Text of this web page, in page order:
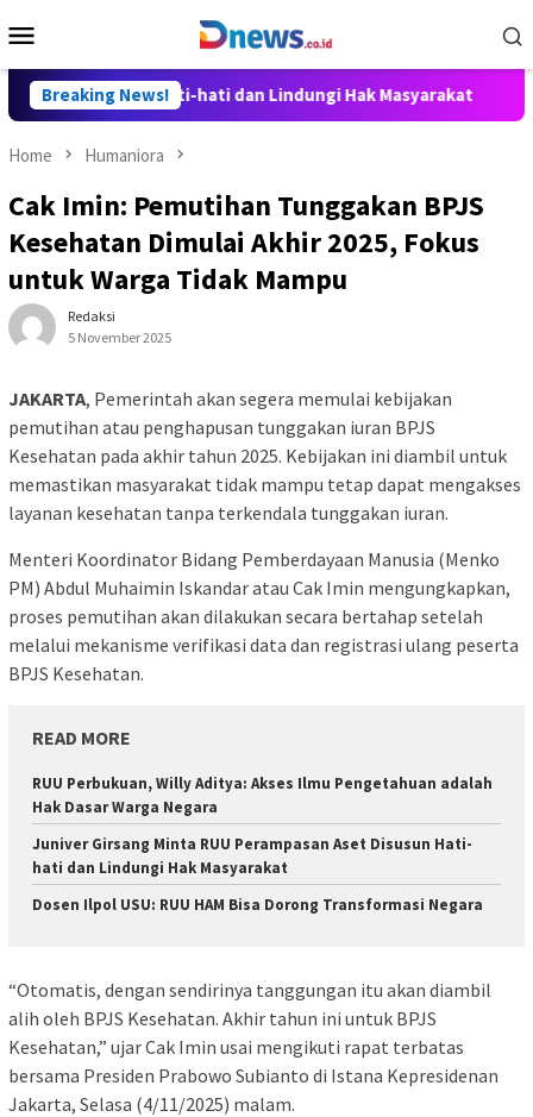
to
Menu
Breaking News!
Hati-hati dan Lindungi Hak Masyarakat Dosen
Home Humaniora
Cak Imin: Pemutihan Tunggakan BPJS
Kesehatan Dimulai Akhir 2025, Fokus
untuk Warga Tidak Mampu
Redaksi
5 November 2025
JAKARTA, Pemerintah akan segera memulai kebijakan
pemutihan atau penghapusan tunggakan iuran BPJS
Kesehatan pada akhir tahun 2025. Kebijakan ini diambil untuk
memastikan masyarakat tidak mampu tetap dapat mengakses
layanan kesehatan tanpa terkendala tunggakan iuran.
Menteri Koordinator Bidang Pemberdayaan Manusia (Menko
PM) Abdul Muhaimin Iskandar atau Cak Imin mengungkapkan,
proses pemutihan akan dilakukan secara bertahap setelah
melalui mekanisme verifikasi data dan registrasi ulang peserta
BPJS Kesehatan.
READ MORE
RUU Perbukuan, Willy Aditya: Akses Ilmu Pengetahuan adalah
Hak Dasar Warga Negara
Juniver Girsang Minta RUU Perampasan Aset Disusun Hati-
hati dan Lindungi Hak Masyarakat
Dosen Ilpol USU: RUU HAM Bisa Dorong Transformasi Negara
“Otomatis, dengan sendirinya tanggungan itu akan diambil
alih oleh BPJS Kesehatan. Akhir tahun ini untuk BPJS
Kesehatan,” ujar Cak Imin usai mengikuti rapat terbatas
bersama Presiden Prabowo Subianto di Istana Kepresidenan
Jakarta, Selasa (4/11/2025) malam.